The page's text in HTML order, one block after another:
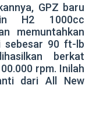
GPZ baru
H2 1000cc
memuntahkan
sebesar 90 ft-lb
berkat
rpm. Inilah
dari All New